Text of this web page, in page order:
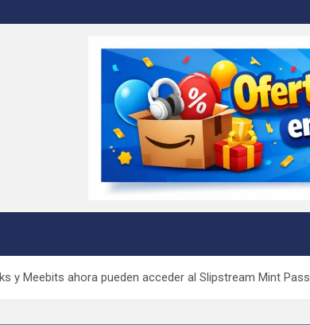
y Meebits ahora pueden acceder al Slipstream Mint Pass